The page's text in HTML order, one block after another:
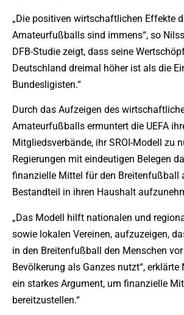
„Die positiven wirtschaftlichen Effekte
Amateurfußballs sind immens“, so
DFB-Studie zeigt, dass seine
Deutschland dreimal höher ist als die
Bundesligisten.“
Durch das Aufzeigen des
Amateurfußballs ermuntert die UEFA
Mitgliedsverbände, ihr SROI-Modell zu
Regierungen mit eindeutigen Belegen
finanzielle Mittel für den Breitenfußball
Bestandteil in ihren Haushalt
„Das Modell hilft nationalen und
sowie lokalen Vereinen, aufzuzeigen,
in den Breitenfußball den Menschen
Bevölkerung als Ganzes nutzt“, erklärte
ein starkes Argument, um finanzielle
bereitzustellen.“